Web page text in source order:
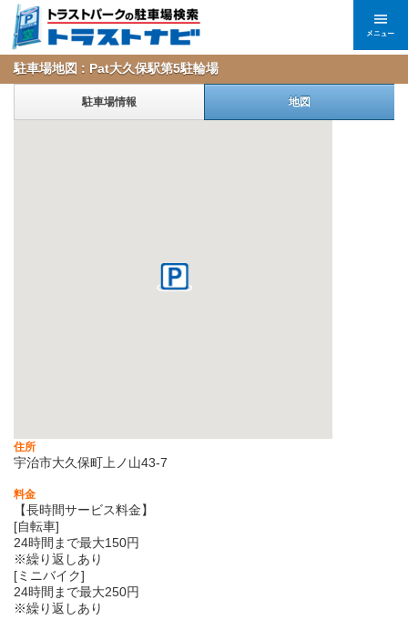
駐車場地図 : Pat大久保駅第5駐輪場
駐車場情報 地図
住所
宇治市大久保町上ノ山43-7
料金
【長時間サービス料金】
[自転車]
24時間まで最大150円
※繰り返しあり
[ミニバイク]
24時間まで最大250円
※繰り返しあり